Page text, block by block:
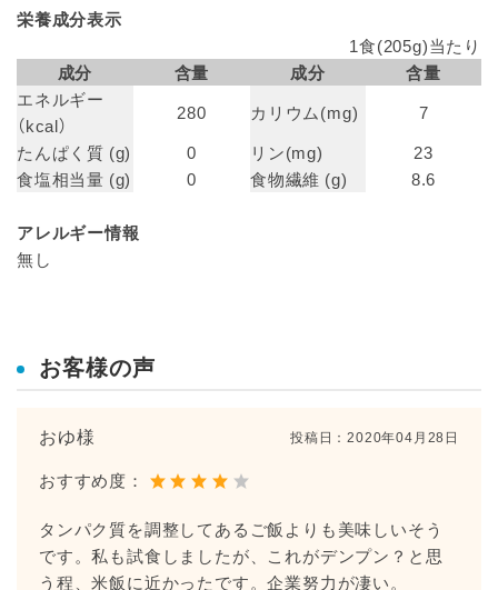
栄養成分表示
1食(205g)当たり
成分
含量 成分
含量
エネルギー
（kcal）
280 カリウム(mg)
7
たんぱく質 (g)
0 リン(mg)
23
食塩相当量 (g)
0 食物繊維 (g) 8.6
アレルギー情報
無し
お客様の声
おゆ様 投稿日：2020年04月28日
おすすめ度：
タンパク質を調整してあるご飯よりも美味しいそう
です。私も試食しましたが、これがデンプン？と思
う程、米飯に近かったです。企業努力が凄い。